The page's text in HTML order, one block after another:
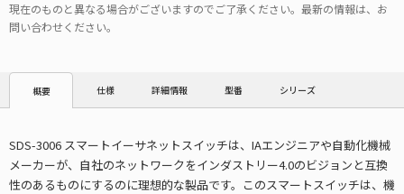
現在のものと異なる場合がございますのでご了承ください。最新の情報は、お
問い合わせください。
概要 仕様 詳細情報 型番 シリーズ
SDS-3006 スマートイーサネットスイッチは、IAエンジニアや自動化機械
メーカーが、自社のネットワークをインダストリー4.0のビジョンと互換
性のあるものにするのに理想的な製品です。このスマートスイッチは、機